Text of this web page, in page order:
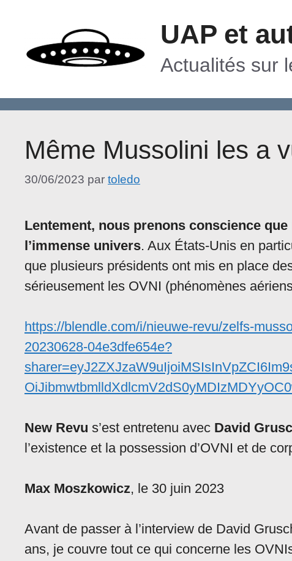
contenu
UAP et
Actualités sur
Même Mussolini les a
30/06/2023 par toledo
Lentement, nous prenons conscience
l’immense univers. Aux États-Unis en
que plusieurs présidents ont mis en place
sérieusement les OVNI (phénomènes
https://blendle.com/i/nieuwe-revu/zelfs-
20230628-04e3dfe654e?
New Revu s’est entretenu avec David
l’existence et la possession d’OVNI et de
Max Moszkowicz, le 30 juin 2023
Avant de passer à l’interview de David
ans, je couvre tout ce qui concerne les